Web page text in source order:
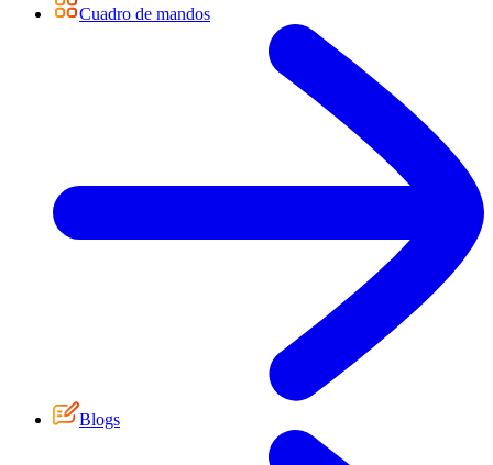
Cuadro de mandos
Blogs